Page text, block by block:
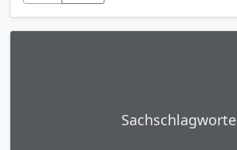
Sachschlagworte